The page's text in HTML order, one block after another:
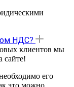
НДС?
клиентов мы
сайте!
его
это можно